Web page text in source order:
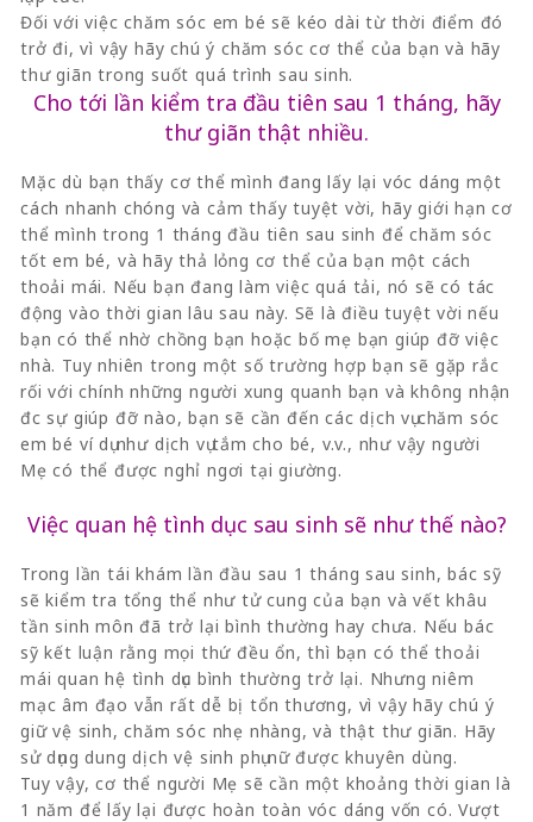
Đối với việc chăm sóc em bé sẽ kéo dài từ thời điểm đó
trở đi, vì vậy hãy chú ý chăm sóc cơ thể của bạn và hãy
thư giãn trong suốt quá trình sau sinh.
Cho tới lần kiểm tra đầu tiên sau 1 tháng, hãy
thư giãn thật nhiều.
Mặc dù bạn thấy cơ thể mình đang lấy lại vóc dáng một
cách nhanh chóng và cảm thấy tuyệt vời, hãy giới hạn cơ
thể mình trong 1 tháng đầu tiên sau sinh để chăm sóc
tốt em bé, và hãy thả lỏng cơ thể của bạn một cách
thoải mái. Nếu bạn đang làm việc quá tải, nó sẽ có tác
động vào thời gian lâu sau này. Sẽ là điều tuyệt vời nếu
bạn có thể nhờ chồng bạn hoặc bố mẹ bạn giúp đỡ việc
nhà. Tuy nhiên trong một số trường hợp bạn sẽ gặp rắc
rối với chính những người xung quanh bạn và không nhận
đc sự giúp đỡ nào, bạn sẽ cần đến các dịch vụ chăm sóc
em bé ví dụ như dịch vụ tắm cho bé, v.v., như vậy người
Mẹ có thể được nghỉ ngơi tại giường.
Việc quan hệ tình dục sau sinh sẽ như thế nào?
Trong lần tái khám lần đầu sau 1 tháng sau sinh, bác sỹ
sẽ kiểm tra tổng thể như tử cung của bạn và vết khâu
tần sinh môn đã trở lại bình thường hay chưa. Nếu bác
sỹ kết luận rằng mọi thứ đều ổn, thì bạn có thể thoải
mái quan hệ tình dục bình thường trở lại. Nhưng niêm
mạc âm đạo vẫn rất dễ bị tổn thương, vì vậy hãy chú ý
giữ vệ sinh, chăm sóc nhẹ nhàng, và thật thư giãn. Hãy
sử dụng dung dịch vệ sinh phụ nữ được khuyên dùng.
Tuy vậy, cơ thể người Mẹ sẽ cần một khoảng thời gian là
1 năm để lấy lại được hoàn toàn vóc dáng vốn có. Vượt